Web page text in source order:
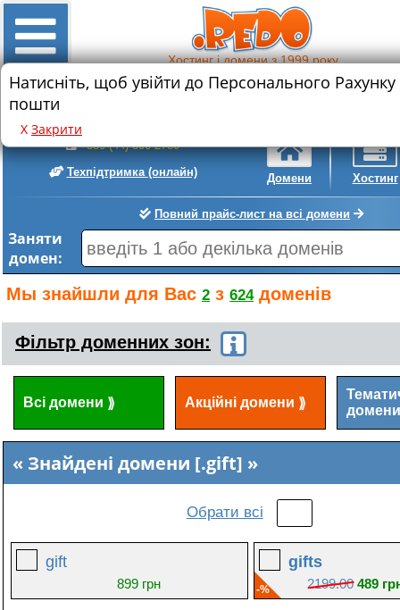
Хостинг і домени з 1999 року
Знижка на реєстрацію нового домену
+380 (44) 300-2780
Техпідтримка (онлайн) Домени Хостинг
Повний прайс-лист на всі домени
Заняти
домен:
Натисніть, щоб увійти до Персонального
пошти
Х Закрити
Мы знайшли для Вас 2 з 624доменів
Фільтр доменних зон:
Всі домени ⟫ Акційні домени ⟫
домени
Знайдені домени [.gift]
Обрати всі
gift
899 грн -%
gifts
2199.00 489